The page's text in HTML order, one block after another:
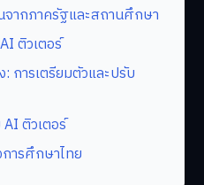
จากภาครัฐและสถานศึกษา
ติวเตอร์
การเตรียมตัวและปรับ
ติวเตอร์
ารศึกษาไทย